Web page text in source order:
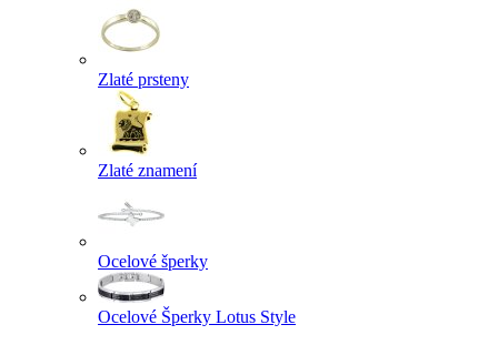
Zlaté prsteny
Zlaté znamení
Ocelové šperky
Ocelové Šperky Lotus Style